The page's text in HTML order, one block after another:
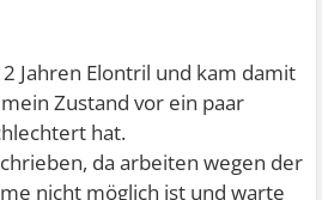
Jahren Elontril und kam damit
Zustand vor ein paar
hat.
da arbeiten wegen der
nicht möglich ist und warte